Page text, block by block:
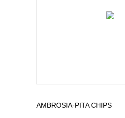
AMBROSIA-PITA CHIPS